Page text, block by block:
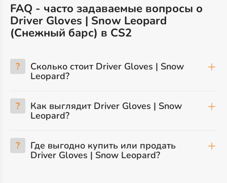
FAQ - часто задаваемые вопросы о
Driver Gloves | Snow Leopard
(Снежный барс) в CS2
? Сколько стоит Driver Gloves | Snow
Leopard?
? Как выглядит Driver Gloves | Snow
Leopard?
? Где выгодно купить или продать
Driver Gloves | Snow Leopard?